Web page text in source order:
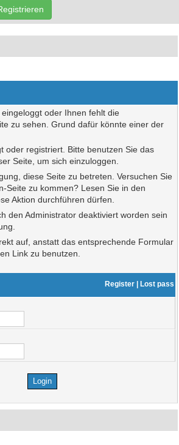
oder Ihnen fehlt die
zu sehen. Grund dafür könnte einer der
oder registriert. Bitte benutzen Sie das
Seite, um sich einzuloggen.
diese Seite zu betreten. Versuchen Sie
Seite zu kommen? Lesen Sie in den
Aktion durchführen dürfen.
den Administrator deaktiviert worden sein
auf, anstatt das entsprechende Formular
Link zu benutzen.
Register| Lost pass